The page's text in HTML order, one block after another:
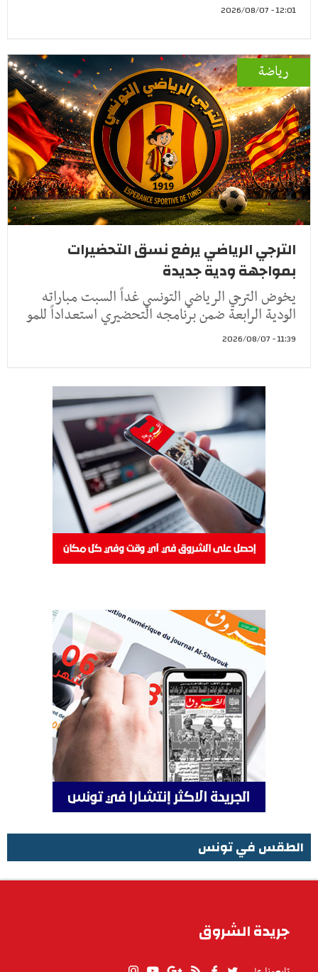
12:01 - 2026/08/07
رياضة
الترجي الرياضي يرفع نسق التحضيرات
بمواجهة ودية جديدة
يخوض الترجي الرياضي التونسي غداً السبت مباراته
الودية الرابعة ضمن برنامجه التحضيري استعداداً للمو
11:39 - 2026/08/07
الطقس في تونس
جريدة الشروق